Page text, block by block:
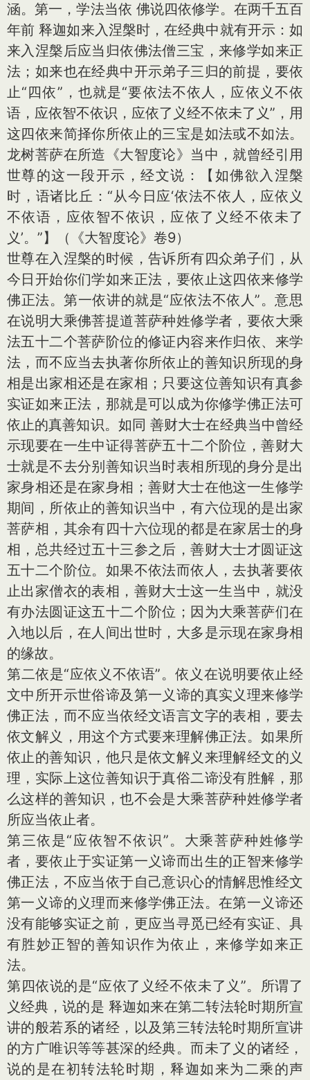
涵。第一，学法当依 佛说四依修学。在两千五百
年前 释迦如来入涅槃时，在经典中就有开示：如
来入涅槃后应当归依佛法僧三宝，来修学如来正
法；如来也在经典中开示弟子三归的前提，要依
止“四依”，也就是“要依法不依人，应依义不依
语，应依智不依识，应依了义经不依未了义”，用
这四依来简择你所依止的三宝是如法或不如法。
龙树菩萨在所造《大智度论》当中，就曾经引用
世尊的这一段开示，经文说：【如佛欲入涅槃
时，语诸比丘：“从今日应‘依法不依人，应依义
不依语，应依智不依识，应依了义经不依未了
义’。”】（《大智度论》卷9）
世尊在入涅槃的时候，告诉所有四众弟子们，从
今日开始你们学如来正法，要依止这四依来修学
佛正法。第一依讲的就是“应依法不依人”。意思
在说明大乘佛菩提道菩萨种姓修学者，要依大乘
法五十二个菩萨阶位的修证内容来作归依、来学
法，而不应当去执著你所依止的善知识所现的身
相是出家相还是在家相；只要这位善知识有真参
实证如来正法，那就是可以成为你修学佛正法可
依止的真善知识。如同 善财大士在经典当中曾经
示现要在一生中证得菩萨五十二个阶位，善财大
士就是不去分别善知识当时表相所现的身分是出
家身相还是在家身相；善财大士在他这一生修学
期间，所依止的善知识当中，有六位现的是出家
菩萨相，其余有四十六位现的都是在家居士的身
相，总共经过五十三参之后，善财大士才圆证这
五十二个阶位。如果不依法而依人，去执著要依
止出家僧衣的表相，善财大士这一生当中，就没
有办法圆证这五十二个阶位；因为大乘菩萨们在
入地以后，在人间出世时，大多是示现在家身相
的缘故。
第二依是“应依义不依语”。依义在说明要依止经
文中所开示世俗谛及第一义谛的真实义理来修学
佛正法，而不应当依经文语言文字的表相，要去
依文解义，用这个方式要来理解佛正法。如果所
依止的善知识，他只是依文解义来理解经文的义
理，实际上这位善知识于真俗二谛没有胜解，那
么这样的善知识，也不会是大乘菩萨种姓修学者
所应当依止者。
第三依是“应依智不依识”。大乘菩萨种姓修学
者，要依止于实证第一义谛而出生的正智来修学
佛正法，不应当依于自己意识心的情解思惟经文
第一义谛的义理而来修学佛正法。在第一义谛还
没有能够实证之前，更应当寻觅已经有实证、具
有胜妙正智的善知识作为依止，来修学如来正
法。
第四依说的是“应依了义经不依未了义”。所谓了
义经典，说的是 释迦如来在第二转法轮时期所宣
讲的般若系的诸经，以及第三转法轮时期所宣讲
的方广唯识等等甚深的经典。而未了义的诸经，
说的是在初转法轮时期，释迦如来为二乘的声